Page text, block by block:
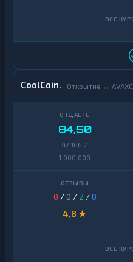
CoolCoin Открытие ↔ AVAXC
84,50
42 166 /
1 000 000
0 / 0 / 2 /0
4,8 ★